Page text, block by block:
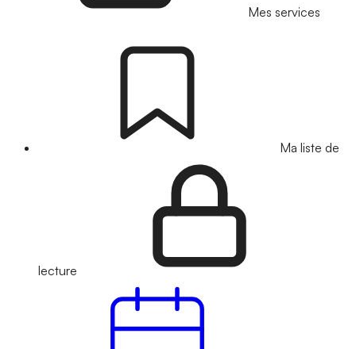
Mes services
Ma liste de
lecture